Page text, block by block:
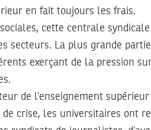
en fait toujours les frais.
cette centrale
secteurs. La plus grande
exerçant de la pression
de l’enseignement
crise, les universitaires ont